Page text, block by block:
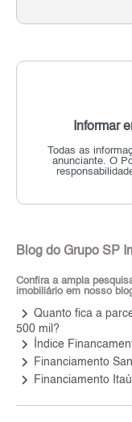
Informar
Todas as
anunciante. O
Blog do Grupo SP
Confira a ampla
imobiliário em nosso
keyboard_arrow_right Quanto fica a
500 mil?
keyboard_arrow_right Índice
keyboard_arrow_right Financiamento
keyboard_arrow_right Financiamento Itaú